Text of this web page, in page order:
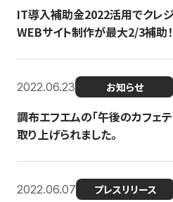
IT導入補助金2022活用でクレ
WEBサイト制作が最大2/3補助！
2022.06.23 お知らせ
調布エフエムの「午後のカフェ
取り上げられました。
2022.06.07 プレスリリース